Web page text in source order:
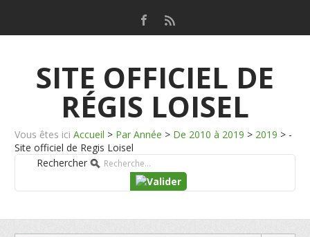
SITE OFFICIEL DE
RÉGIS LOISEL
Vous êtes ici Accueil > Par Année > De 2010 à 2019 > 2019 > -
Site officiel de Regis Loisel
Rechercher